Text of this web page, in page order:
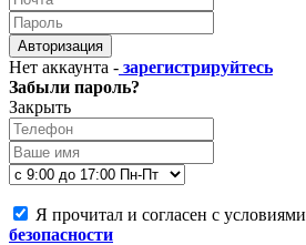
Авторизация
Нет аккаунта - зарегистрируйтесь
Забыли пароль?
Закрыть
Я прочитал и согласен с условиями
безопасности